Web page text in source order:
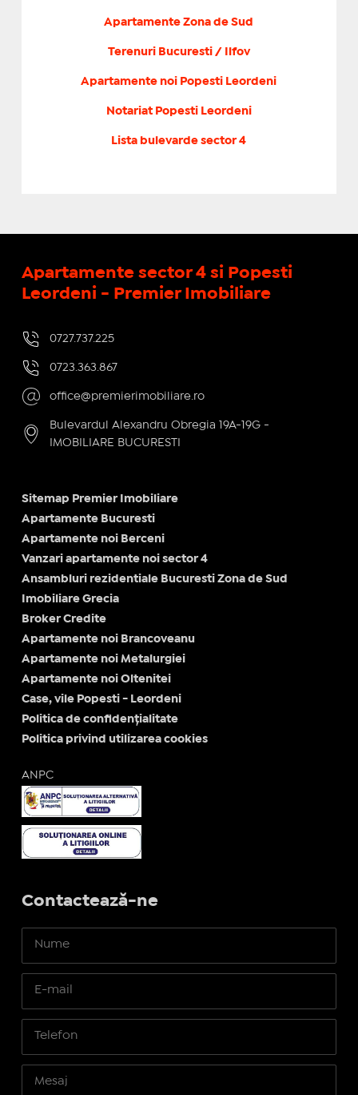
Apartamente Zona de Sud
Terenuri Bucuresti / Ilfov
Apartamente noi Popesti Leordeni
Notariat Popesti Leordeni
Lista bulevarde sector 4
Apartamente sector 4 si Popesti
Leordeni - Premier Imobiliare
0727.737.225
0723.363.867
office@premierimobiliare.ro
Bulevardul Alexandru Obregia 19A-19G -
IMOBILIARE BUCURESTI
Sitemap Premier Imobiliare
Apartamente Bucuresti
Apartamente noi Berceni
Vanzari apartamente noi sector 4
Ansambluri rezidentiale Bucuresti Zona de Sud
Imobiliare Grecia
Broker Credite
Apartamente noi Brancoveanu
Apartamente noi Metalurgiei
Apartamente noi Oltenitei
Case, vile Popesti - Leordeni
Politica de confidențialitate
Politica privind utilizarea cookies
ANPC
Contactează-ne